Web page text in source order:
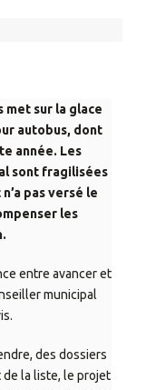
met sur la glace
autobus, dont
année. Les
sont fragilisées
pas versé le
les
entre avancer et
municipal
des dossiers
la liste, le projet